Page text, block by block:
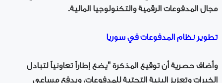
مجال المدفوعات الرقمية والتكنولوجيا المالية.
تطوير نظام المدفوعات في سوريا
وأضاف حصرية أن توقيع المذكرة "يضع إطاراً تعاونياً لتبادل
الخبرات وتعزيز البنية التحتية للمدفوعات، ويدفع مساعي